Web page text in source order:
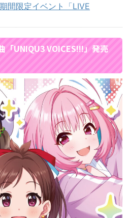
間限定イベント「LIVE
「UNIQU3 VOICES!!!」発売